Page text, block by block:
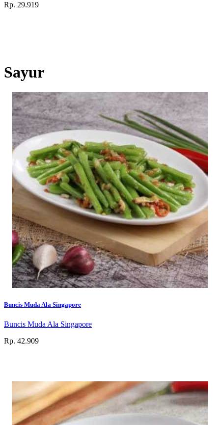
Rp. 29.919
Sayur
Buncis Muda Ala Singapore
Buncis Muda Ala Singapore
Rp. 42.909